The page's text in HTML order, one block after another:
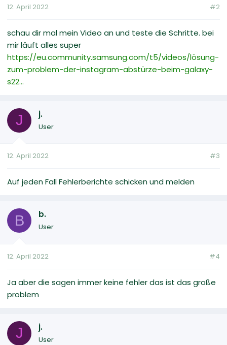
12. April 2022 #2
schau dir mal mein Video an und teste die Schritte. bei
mir läuft alles super
https://eu.community.samsung.com/t5/videos/lösung-
zum-problem-der-instagram-abstürze-beim-galaxy-
s22...
J j.
User
12. April 2022 #3
Auf jeden Fall Fehlerberichte schicken und melden
B b.
User
12. April 2022 #4
Ja aber die sagen immer keine fehler das ist das große
problem
J j.
User